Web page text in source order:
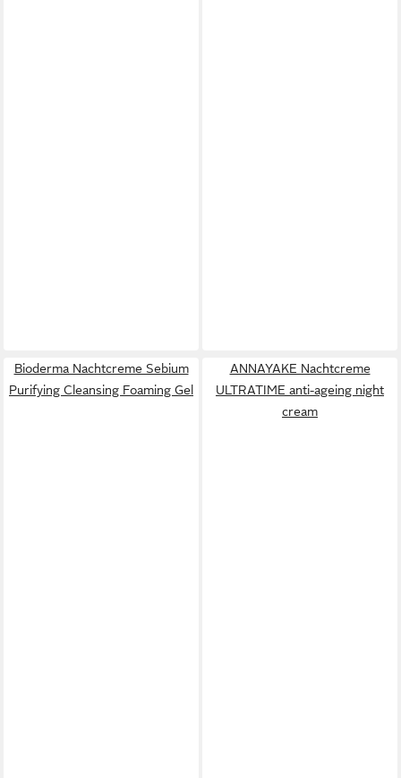
Bioderma Nachtcreme Sebium
Purifying Cleansing Foaming Gel
ANNAYAKE Nachtcreme
ULTRATIME anti-ageing night
cream